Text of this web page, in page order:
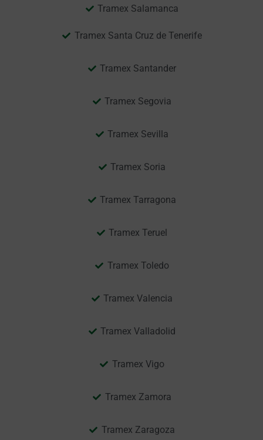
Tramex Salamanca
Tramex Santa Cruz de Tenerife
Tramex Santander
Tramex Segovia
Tramex Sevilla
Tramex Soria
Tramex Tarragona
Tramex Teruel
Tramex Toledo
Tramex Valencia
Tramex Valladolid
Tramex Vigo
Tramex Zamora
Tramex Zaragoza